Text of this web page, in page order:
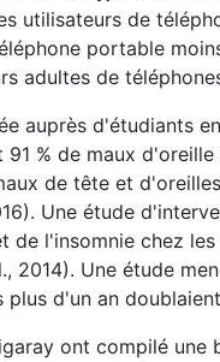
utilisateurs de
portable
adultes de
auprès d'étudiants
91 % de maux
de tête et
Une étude
de l'insomnie chez
2014). Une étude
d'un an
ont compilé une